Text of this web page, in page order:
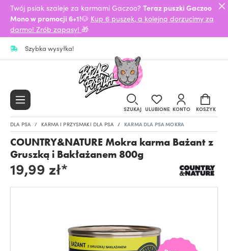
Twój psiak szaleje za karmami Gaczoo? Teraz puszki Gaczoo
Mono w promocji 6+1!🐶 Kup 6 puszek, a kolejną dorzucimy za
darmo! Zrób zapasy! 🎁
Szybka wysyłka!
SZUKAJ ULUBIONE KONTO KOSZYK
DLA PSA KARMA I PRZYSMAKI DLA PSA KARMA DLA PSA MOKRA
COUNTRY&NATURE Mokra karma Bażant z
Gruszką i Bakłażanem 800g
19,99 zł*